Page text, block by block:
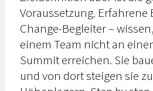
Voraussetzung. Erfahrene
Change-Begleiter –
einem Team nicht an
Summit erreichen. Sie
und von dort steigen sie